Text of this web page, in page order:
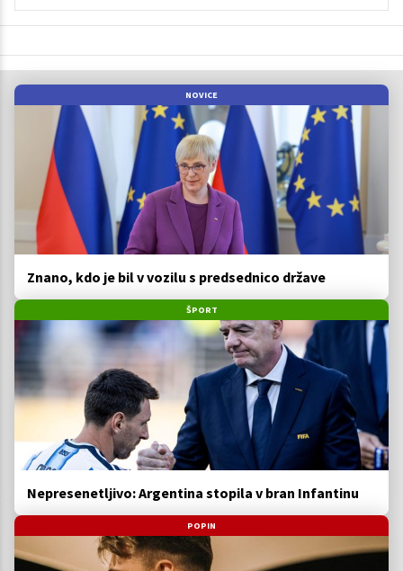
NOVICE
Znano, kdo je bil v vozilu s predsednico države
ŠPORT
Nepresenetljivo: Argentina stopila v bran Infantinu
POPIN